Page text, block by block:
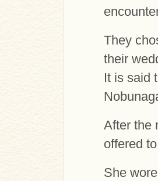
They
their
It is said
After the
offered
She